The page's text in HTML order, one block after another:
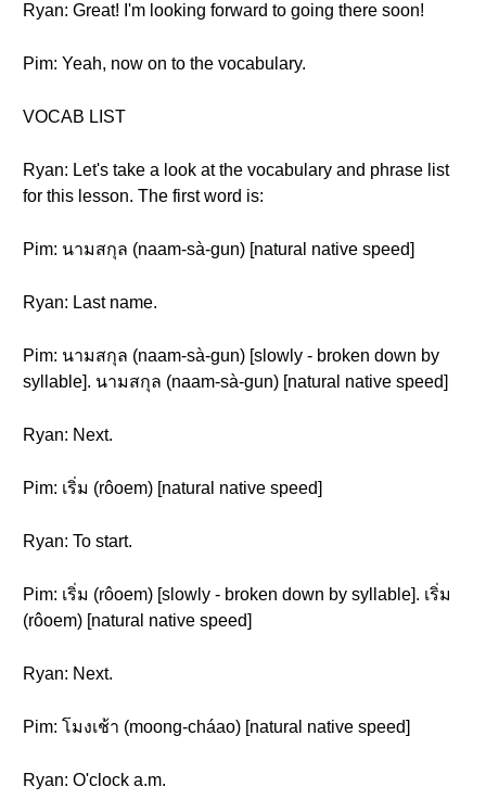
Ryan: Great! I'm looking forward to going there soon!
Pim: Yeah, now on to the vocabulary.
VOCAB LIST
Ryan: Let's take a look at the vocabulary and phrase list
for this lesson. The first word is:
Pim: นามสกุล (naam-sà-gun) [natural native speed]
Ryan: Last name.
Pim: นามสกุล (naam-sà-gun) [slowly - broken down by
syllable]. นามสกุล (naam-sà-gun) [natural native speed]
Ryan: Next.
Pim: เริ่ม (rôoem) [natural native speed]
Ryan: To start.
Pim: เริ่ม (rôoem) [slowly - broken down by syllable]. เริ่ม
(rôoem) [natural native speed]
Ryan: Next.
Pim: โมงเช้า (moong-cháao) [natural native speed]
Ryan: O'clock a.m.